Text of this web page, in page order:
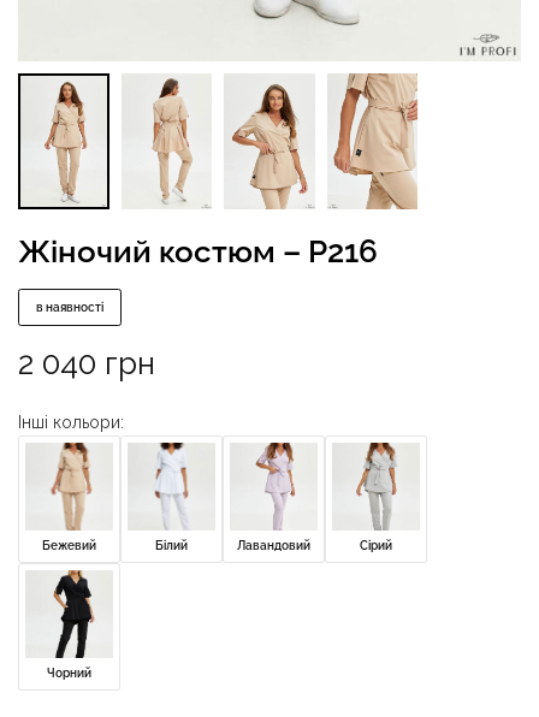
Жіночий костюм – P216
в наявності
2 040 грн
Інші кольори:
Бежевий Білий Лавандовий Сірий
Чорний